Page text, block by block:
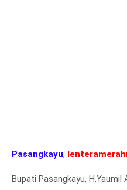
Pasangkayu,
Bupati Pasangkayu, H.Yaumil